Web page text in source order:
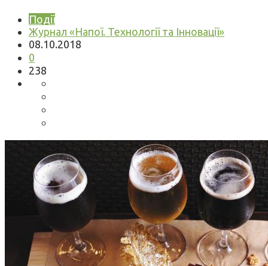
Події
Журнал «Напої. Технології та Інновації»
08.10.2018
0
238